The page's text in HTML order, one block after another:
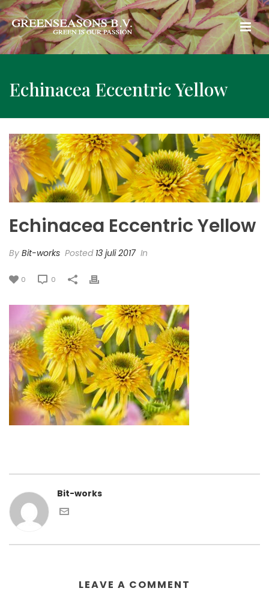
Echinacea Eccentric Yellow
Echinacea Eccentric Yellow
By Bit-works Posted 13 juli 2017 In
0 0
Bit-works
LEAVE A COMMENT